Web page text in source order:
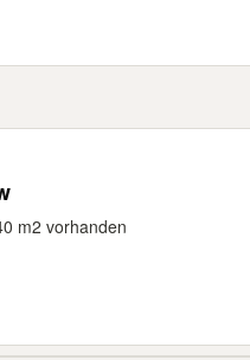
m2 vorhanden